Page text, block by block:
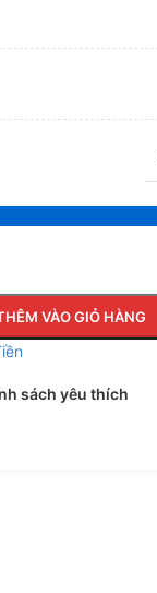
VÀO GIỎ HÀNG
sách yêu thích